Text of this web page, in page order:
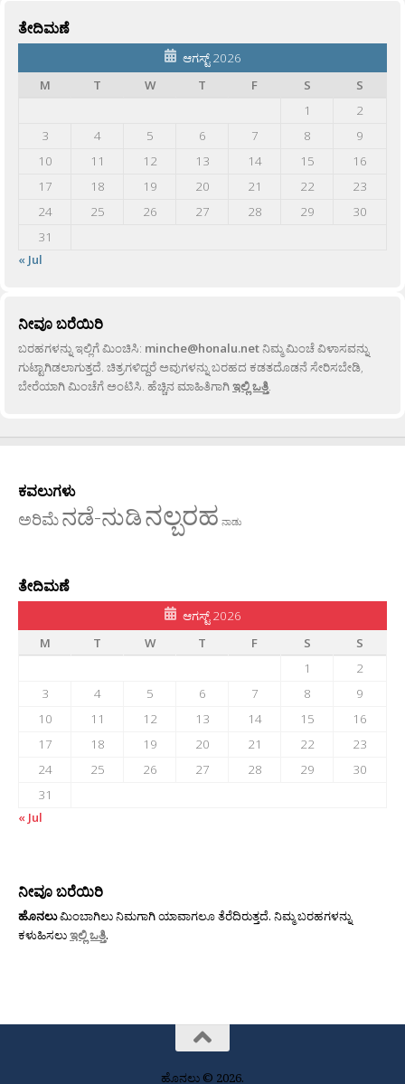
ತೇದಿಮಣೆ
ಆಗಸ್ಟ್ 2026
M
T W T F S
S
1
2
3
4 5 6 7 8
9
10
11 12 13 14 15
16
17
18 19 20 21 22
23
24
25 26 27 28 29
30
31
« Jul
ನೀವೂ ಬರೆಯಿರಿ
ಬರಹಗಳನ್ನು ಇಲ್ಲಿಗೆ ಮಿಂಚಿಸಿ: minche@honalu.netನಿಮ್ಮ ಮಿಂಚೆ ವಿಳಾಸವನ್ನು
ಗುಟ್ಟಾಗಿಡಲಾಗುತ್ತದೆ. ಚಿತ್ರಗಳಿದ್ದರೆ ಅವುಗಳನ್ನು ಬರಹದ ಕಡತದೊಡನೆ ಸೇರಿಸಬೇಡಿ,
ಬೇರೆಯಾಗಿ ಮಿಂಚೆಗೆ ಅಂಟಿಸಿ. ಹೆಚ್ಚಿನ ಮಾಹಿತಿಗಾಗಿಇಲ್ಲಿ ಒತ್ತಿ.
ಕವಲುಗಳು
ಅರಿಮೆನಡೆ-ನುಡಿನಲ್ಬರಹ ನಾಡು
ತೇದಿಮಣೆ
ಆಗಸ್ಟ್ 2026
M
T W T F S
S
1
2
3
4 5 6 7 8
9
10
11 12 13 14 15
16
17
18 19 20 21 22
23
24
25 26 27 28 29
30
31
« Jul
ನೀವೂ ಬರೆಯಿರಿ
ಹೊನಲುಮಿಂಬಾಗಿಲು ನಿಮಗಾಗಿ ಯಾವಾಗಲೂ ತೆರೆದಿರುತ್ತದೆ. ನಿಮ್ಮ ಬರಹಗಳನ್ನು
ಕಳುಹಿಸಲುಇಲ್ಲಿ ಒತ್ತಿ.
ಹೊನಲು © 2026.